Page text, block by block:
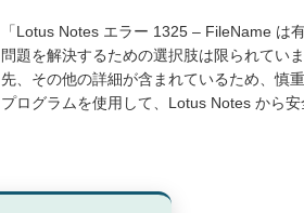
「Lotus Notes エラー 1325 – FileName は
問題を解決するための選択肢は限られてい
先、その他の詳細が含まれているため、慎
プログラムを使用して、Lotus Notes から